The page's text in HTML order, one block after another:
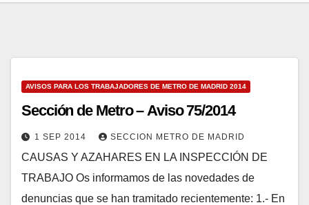
AVISOS PARA LOS TRABAJADORES DE METRO DE MADRID 2014
Sección de Metro – Aviso 75/2014
1 SEP 2014 SECCION METRO DE MADRID
CAUSAS Y AZAHARES EN LA INSPECCIÓN DE
TRABAJO Os informamos de las novedades de
denuncias que se han tramitado recientemente: 1.- En